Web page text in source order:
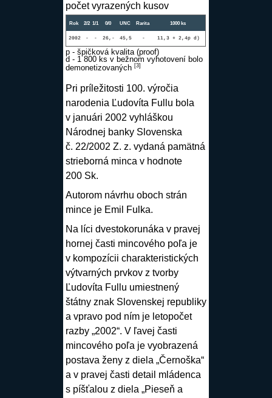
počet vyrazených kusov
Rok 2/2 1/1 0/0 UNC Rarita 1000 ks
2002 - - 26,- 45,5 - 11,3 + 2,4p d)
p - špičková kvalita (proof)
d - 1 800 ks v bežnom vyhotovení bolo
demonetizovaných [3]
Pri príležitosti 100. výročia
narodenia Ľudovíta Fullu bola
v januári 2002 vyhláškou
Národnej banky Slovenska
č. 22/2002 Z. z. vydaná pamätná
strieborná minca v hodnote
200 Sk.
Autorom návrhu oboch strán
mince je Emil Fulka.
Na líci dvestokorunáka v pravej
hornej časti mincového poľa je
v kompozícii charakteristických
výtvarných prvkov z tvorby
Ľudovíta Fullu umiestnený
štátny znak Slovenskej republiky
a vpravo pod ním je letopočet
razby „2002“. V ľavej časti
mincového poľa je vyobrazená
postava ženy z diela „Černoška“
a v pravej časti detail mládenca
s píšťalou z diela „Pieseň a